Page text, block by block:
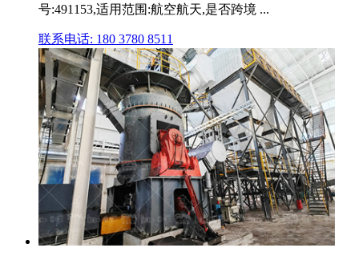
号:491153,适用范围:航空航天,是否跨境 ...
联系电话: 180 3780 8511